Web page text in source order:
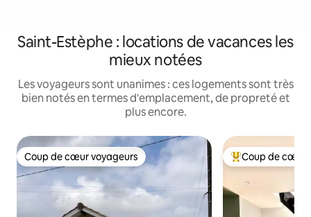
Saint-Estèphe : locations de vacances les
mieux notées
Les voyageurs sont unanimes : ces logements sont très
bien notés en termes d'emplacement, de propreté et
plus encore.
Coup de cœur voyageurs
Coup de cœur voyageurs Coups de cœur
Coup de cœur